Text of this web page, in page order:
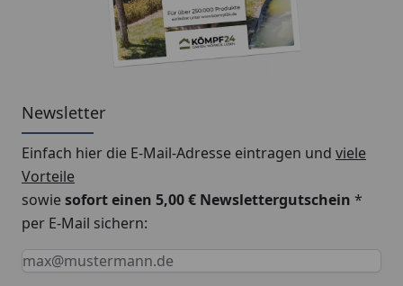
zum Festpreis erhältlich
(nur bei gleichzeitiger Montage
eines Gartenhauses möglich)
Montageanleitung EPDM Dachfolie
Newsletter
Einfach hier die E-Mail-Adresse eintragen und viele
Vorteile
sowiesofort einen 5,00 € Newslettergutschein *
per E-Mail sichern:
Keine Eingabe erforderlich
Eingabe erforderlich
E-Mail *